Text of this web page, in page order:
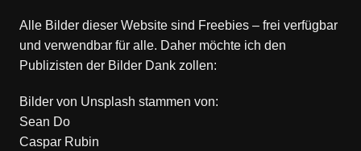
Alle Bilder dieser Website sind Freebies – frei verfügbar
und verwendbar für alle. Daher möchte ich den
Publizisten der Bilder Dank zollen:
Bilder von Unsplash stammen von:
Sean Do
Caspar Rubin